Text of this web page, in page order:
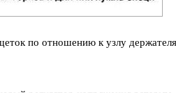
по отношению к узлу